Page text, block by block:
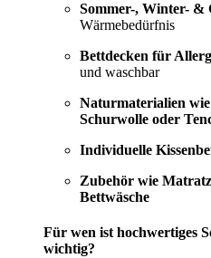
Sommer-, Winter- &
Wärmebedürfnis
Bettdecken für
und waschbar
Naturmaterialien
Schurwolle oder
Individuelle
Zubehör wie
Bettwäsche
Für wen ist hochwertiges
wichtig?